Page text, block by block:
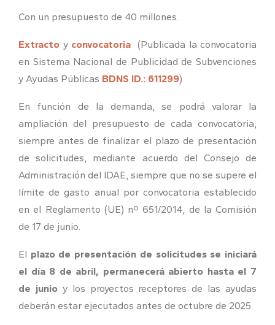
Con un presupuesto de 40 millones.
Extracto y convocatoria (Publicada la convocatoria
en Sistema Nacional de Publicidad de Subvenciones
y Ayudas Públicas BDNS ID.: 611299)
En función de la demanda, se podrá valorar la
ampliación del presupuesto de cada convocatoria,
siempre antes de finalizar el plazo de presentación
de solicitudes, mediante acuerdo del Consejo de
Administración del IDAE, siempre que no se supere el
límite de gasto anual por convocatoria establecido
en el Reglamento (UE) nº 651/2014, de la Comisión
de 17 de junio.
El plazo de presentación de solicitudes se iniciará
el día 8 de abril, permanecerá abierto hasta el 7
de junioy los proyectos receptores de las ayudas
deberán estar ejecutados antes de octubre de 2025.